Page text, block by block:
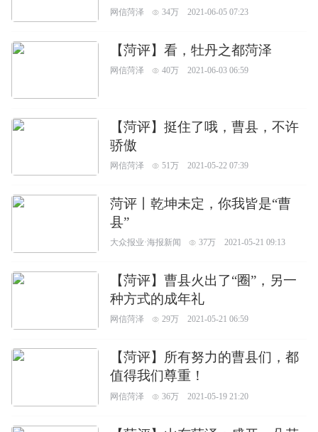
网信菏泽 34万 2021-06-05 07:23
【菏评】看，牡丹之都菏泽
网信菏泽 40万 2021-06-03 06:59
【菏评】挺住了哦，曹县，不许
骄傲
网信菏泽 51万 2021-05-22 07:39
菏评丨乾坤未定，你我皆是“曹
县”
大众报业·海报新闻 37万 2021-05-21 09:13
【菏评】曹县火出了“圈”，另一
种方式的成年礼
网信菏泽 29万 2021-05-21 06:59
【菏评】所有努力的曹县们，都
值得我们尊重！
网信菏泽 36万 2021-05-19 21:20